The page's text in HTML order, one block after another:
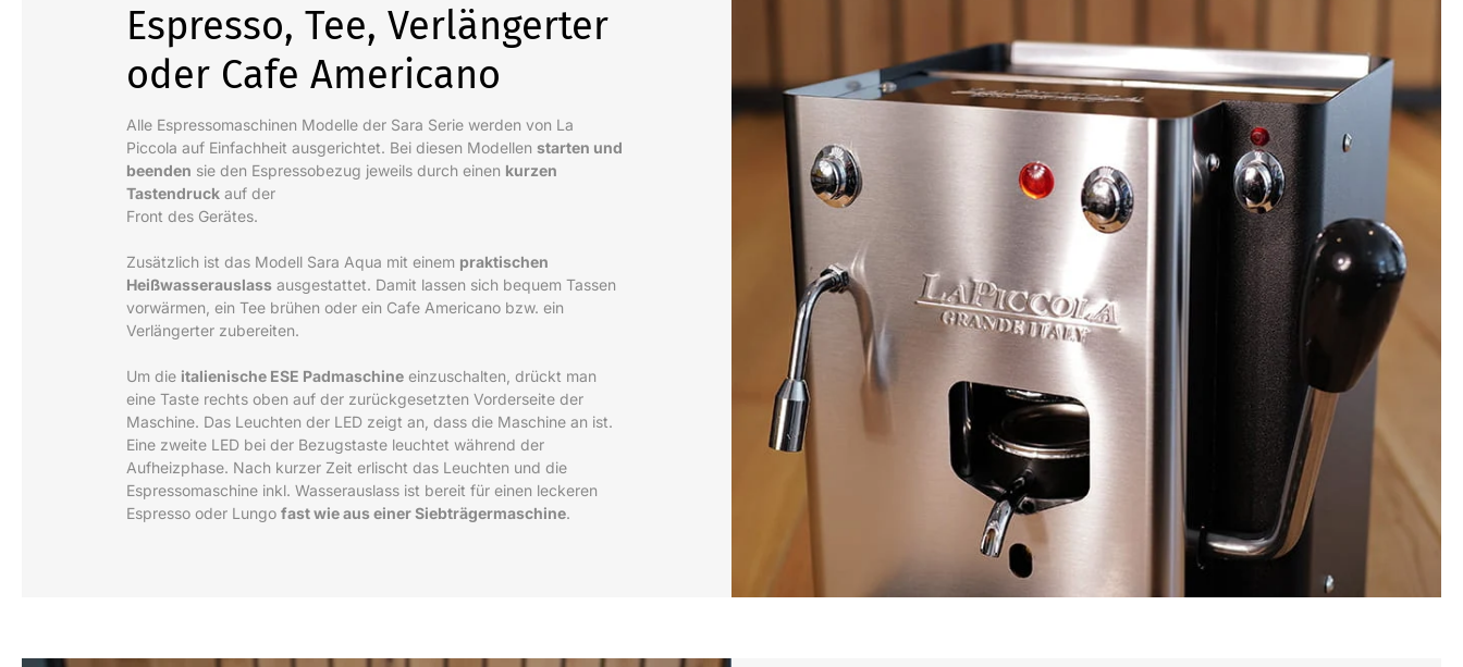
Espresso, Tee, Verlängerter
oder Cafe Americano
Alle Espressomaschinen Modelle der Sara Serie werden von La
Piccola auf Einfachheit ausgerichtet. Bei diesen Modellen starten und
beenden sie den Espressobezug jeweils durch einen kurzen
Tastendruck auf der
Front des Gerätes.
Zusätzlich ist das Modell Sara Aqua mit einem praktischen
Heißwasserauslass ausgestattet. Damit lassen sich bequem Tassen
vorwärmen, ein Tee brühen oder ein Cafe Americano bzw. ein
Verlängerter zubereiten.
Um die italienische ESE Padmaschine einzuschalten, drückt man
eine Taste rechts oben auf der zurückgesetzten Vorderseite der
Maschine. Das Leuchten der LED zeigt an, dass die Maschine an ist.
Eine zweite LED bei der Bezugstaste leuchtet während der
Aufheizphase. Nach kurzer Zeit erlischt das Leuchten und die
Espressomaschine inkl. Wasserauslass ist bereit für einen leckeren
Espresso oder Lungo fast wie aus einer Siebträgermaschine.